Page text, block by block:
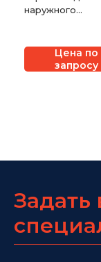
наружного
Цена по
запросу
Задать